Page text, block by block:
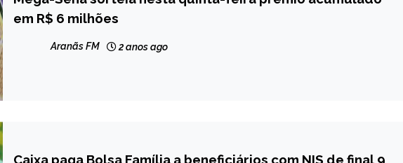
NOTÍCIAS
em R$ 6 milhões
Aranãs FM 2 anos ago
BRASIL
Caixa paga Bolsa Família a beneficiários com NIS de final 9